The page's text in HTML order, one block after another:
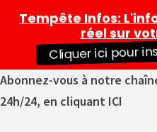
Abonnez-vous à notre
24h/24, en cliquant ICI
Tempête Infos:
réel sur
Cliquer ici pour